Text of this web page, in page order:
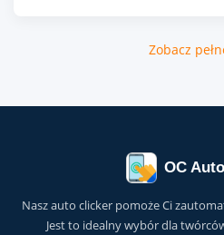
Zobacz
OC
Nasz auto clicker pomoże Ci
Jest to idealny wybór dla